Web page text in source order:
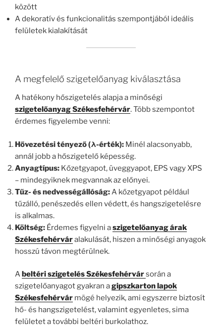
között
A dekoratív és funkcionalitás szempontjából ideális
felületek kialakítását
A megfelelő szigetelőanyag kiválasztása
A hatékony hőszigetelés alapja a minőségi
szigetelőanyag Székesfehérvár. Több szempontot
érdemes figyelembe venni:
Hővezetési tényező (λ-érték): Minél alacsonyabb,
annál jobb a hőszigetelő képesség.
Anyagtípus: Kőzetgyapot, üveggyapot, EPS vagy XPS
– mindegyiknek megvannak az előnyei.
Tűz- és nedvességállóság:A kőzetgyapot például
tűzálló, penészedés ellen védett, és hangszigetelésre
is alkalmas.
Költség: Érdemes figyelni aszigetelőanyag árak
Székesfehérváralakulását, hiszen a minőségi anyagok
hosszú távon megtérülnek.
A beltéri szigetelés Székesfehérvársorán a
szigetelőanyagot gyakran agipszkarton lapok
Székesfehérvár mögé helyezik, ami egyszerre biztosít
hő- és hangszigetelést, valamint egyenletes, sima
felületet a további beltéri burkolathoz.